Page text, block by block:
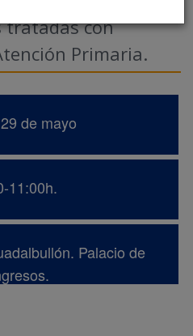
tratadas con
Primaria.
de mayo
11:00h.
Palacio de